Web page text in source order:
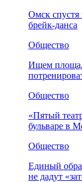
Омск спустя
брейк-данса
Общество
Ищем
Общество
«Пятый
бульваре в
Общество
Единый
не дадут